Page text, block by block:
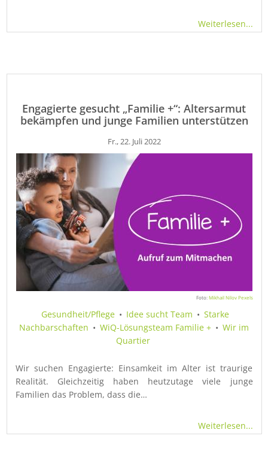
Weiterlesen...
Engagierte gesucht „Familie +“: Altersarmut
bekämpfen und junge Familien unterstützen
Fr., 22. Juli 2022
Foto:Mikhail Nilov Pexels
Gesundheit/Pflege • Idee sucht Team • Starke
Nachbarschaften • WiQ-Lösungsteam Familie + • Wir im
Quartier
Wir suchen Engagierte: Einsamkeit im Alter ist traurige
Realität. Gleichzeitig haben heutzutage viele junge
Familien das Problem, dass die…
Weiterlesen...